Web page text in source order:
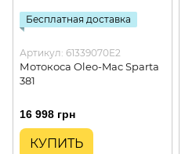
Бесплатная доставка
Артикул: 61339070E2
Мотокоса Oleo-Mac Sparta
381
16 998 грн
КУПИТЬ